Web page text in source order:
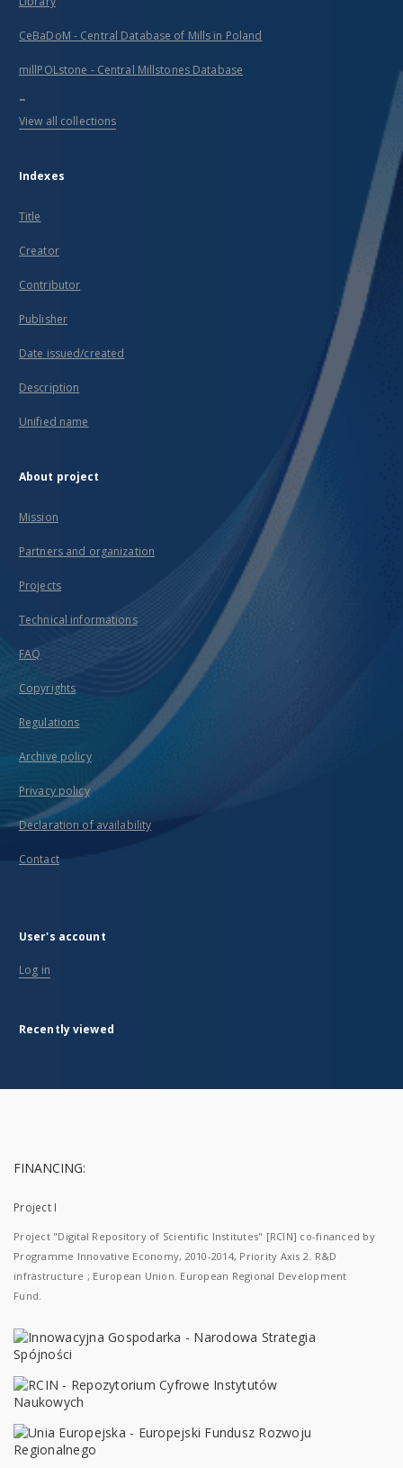
CeBaDoM - Central Database of Mills in Poland
millPOLstone - Central Millstones Database
...
View all collections
Indexes
Title
Creator
Contributor
Publisher
Date issued/created
Description
Unified name
About project
Mission
Partners and organization
Projects
Technical informations
FAQ
Copyrights
Regulations
Archive policy
Privacy policy
Declaration of availability
Contact
User's account
Log in
Recently viewed
FINANCING:
Project I
Project "Digital Repository of Scientific Institutes" [RCIN] co-financed by
Programme Innovative Economy, 2010-2014, Priority Axis 2. R&D
infrastructure ; European Union. European Regional Development
Fund.